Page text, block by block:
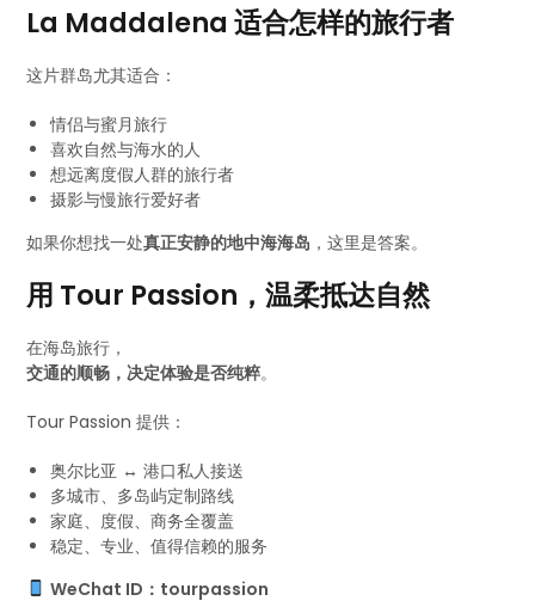
La Maddalena 适合怎样的旅行者
这片群岛尤其适合：
情侣与蜜月旅行
喜欢自然与海水的人
想远离度假人群的旅行者
摄影与慢旅行爱好者
如果你想找一处真正安静的地中海海岛 ，这里是答案。
用 Tour Passion，温柔抵达自然
在海岛旅行，
交通的顺畅，决定体验是否纯粹。
Tour Passion 提供：
奥尔比亚 ↔ 港口私人接送
多城市、多岛屿定制路线
家庭、度假、商务全覆盖
稳定、专业、值得信赖的服务
WeChat ID：tourpassion